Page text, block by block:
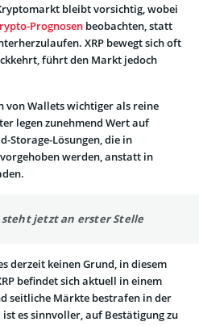
bleibt vorsichtig, wobei
Prognosen beobachten, statt
XRP bewegt sich oft
führt den Markt jedoch
von Wallets wichtiger als reine
legen zunehmend Wert auf
Storage-Lösungen, die in
werden, anstatt in
jetzt an erster Stelle
derzeit keinen Grund, in diesem
befindet sich aktuell in einem
seitliche Märkte bestrafen in der
ist es sinnvoller, auf Bestätigung zu